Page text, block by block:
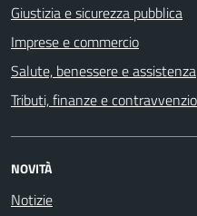
Giustizia e sicurezza pubblica
Imprese e commercio
Salute, benessere e assistenza
Tributi, finanze e
NOVITÀ
Notizie